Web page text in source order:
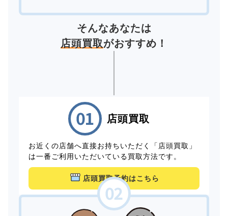
そんなあなたは
店頭買取がおすすめ！
店頭買取
お近くの店舗へ直接お持ちいただく「店頭買取」
は一番ご利用いただいている買取方法です。
店頭買取予約はこちら